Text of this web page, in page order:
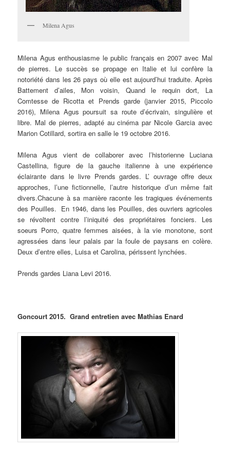
Milena Agus
Milena Agus enthousiasme le public français en 2007 avec Mal
de pierres. Le succès se propage en Italie et lui confère la
notoriété dans les 26 pays où elle est aujourd’hui traduite. Après
Battement d’ailes, Mon voisin, Quand le requin dort, La
Comtesse de Ricotta et Prends garde (janvier 2015, Piccolo
2016), Milena Agus poursuit sa route d’écrivain, singulière et
libre. Mal de pierres, adapté au cinéma par Nicole Garcia avec
Marion Cotillard, sortira en salle le 19 octobre 2016.
Milena Agus vient de collaborer avec l’historienne Luciana
Castellina, figure de la gauche italienne à une expérience
éclairante dans le livre Prends gardes. L’ ouvrage offre deux
approches, l’une fictionnelle, l’autre historique d’un même fait
divers.Chacune à sa manière raconte les tragiques événements
des Pouilles. En 1946, dans les Pouilles, des ouvriers agricoles
se révoltent contre l’iniquité des propriétaires fonciers. Les
soeurs Porro, quatre femmes aisées, à la vie monotone, sont
agressées dans leur palais par la foule de paysans en colère.
Deux d’entre elles, Luisa et Carolina, périssent lynchées.
Prends gardes Liana Levi 2016.
Goncourt 2015. Grand entretien avec Mathias Enard